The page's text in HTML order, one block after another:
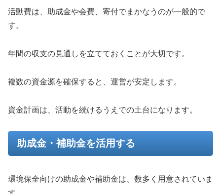
活動費は、助成金や会費、寄付でまかなうのが一般的で
す。
年間の収支の見通しを立てておくことが大切です。
複数の資金源を確保すると、運営が安定します。
資金計画は、活動を続けるうえでの土台になります。
助成金・補助金を活用する
環境保全向けの助成金や補助金は、数多く用意されていま